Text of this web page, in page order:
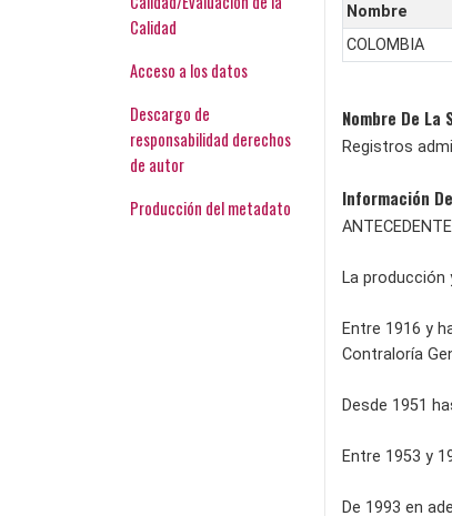
Calidad
Acceso a los datos
Descargo de
responsabilidad derechos
de autor
Producción del metadato
Nombre
COLOMBIA
Nombre De La
Registros
Información
La
Entre 1916 y
Contraloría
Desde 1951
Entre 1953 y
De 1993 en